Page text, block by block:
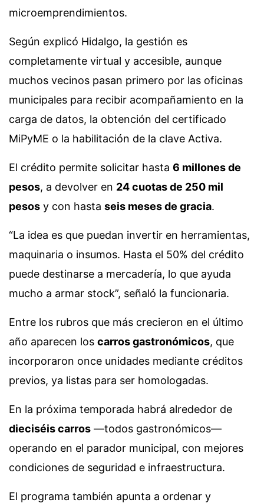
microemprendimientos.
Según explicó Hidalgo, la gestión es
completamente virtual y accesible, aunque
muchos vecinos pasan primero por las oficinas
municipales para recibir acompañamiento en la
carga de datos, la obtención del certificado
MiPyME o la habilitación de la clave Activa.
El crédito permite solicitar hasta 6 millones de
pesos, a devolver en 24 cuotas de 250 mil
pesos y con hasta seis meses de gracia.
“La idea es que puedan invertir en herramientas,
maquinaria o insumos. Hasta el 50% del crédito
puede destinarse a mercadería, lo que ayuda
mucho a armar stock”, señaló la funcionaria.
Entre los rubros que más crecieron en el último
año aparecen los carros gastronómicos, que
incorporaron once unidades mediante créditos
previos, ya listas para ser homologadas.
En la próxima temporada habrá alrededor de
dieciséis carros —todos gastronómicos—
operando en el parador municipal, con mejores
condiciones de seguridad e infraestructura.
El programa también apunta a ordenar y